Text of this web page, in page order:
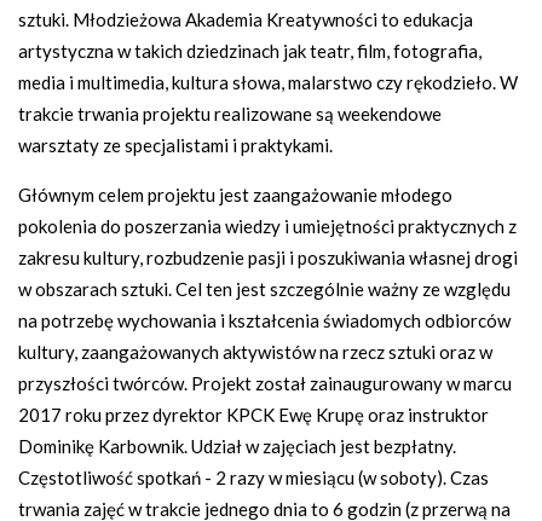
sztuki. Młodzieżowa Akademia Kreatywności to edukacja
artystyczna w takich dziedzinach jak teatr, film, fotografia,
media i multimedia, kultura słowa, malarstwo czy rękodzieło. W
trakcie trwania projektu realizowane są weekendowe
warsztaty ze specjalistami i praktykami.
Głównym celem projektu jest zaangażowanie młodego
pokolenia do poszerzania wiedzy i umiejętności praktycznych z
zakresu kultury, rozbudzenie pasji i poszukiwania własnej drogi
w obszarach sztuki. Cel ten jest szczególnie ważny ze względu
na potrzebę wychowania i kształcenia świadomych odbiorców
kultury, zaangażowanych aktywistów na rzecz sztuki oraz w
przyszłości twórców. Projekt został zainaugurowany w marcu
2017 roku przez dyrektor KPCK Ewę Krupę oraz instruktor
Dominikę Karbownik. Udział w zajęciach jest bezpłatny.
Częstotliwość spotkań - 2 razy w miesiącu (w soboty). Czas
trwania zajęć w trakcie jednego dnia to 6 godzin (z przerwą na